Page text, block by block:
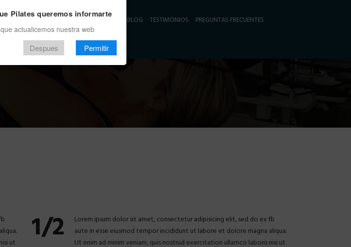
SEDES EVENTO ALIADOS APP BLOG TESTIMONIOS PREGUNTAS FRECUENTES
ut
1/2
Lorem ipsum dolor sit amet, consectetur adipisicing elit, sed do ex fb
aute in esse eiusmod tempor incididunt ut labore et dolore magna aliqua.
Ut enim ad minim veniam, quis nostrud exercitation ullamco laboris nisi ut
Pilates queremos informarte
actualicemos nuestra web
Despues Permitir